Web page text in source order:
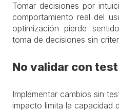
Tomar decisiones por
comportamiento real del
optimización pierde
toma de decisiones sin
No validar con
Implementar cambios sin
impacto limita la capacidad